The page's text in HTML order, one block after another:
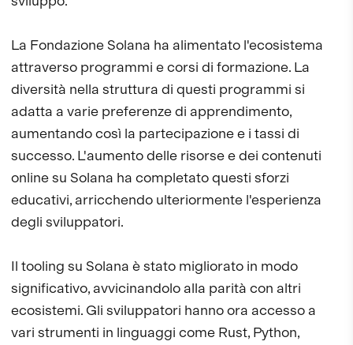
La Fondazione Solana ha alimentato l'ecosistema
attraverso programmi e corsi di formazione. La
diversità nella struttura di questi programmi si
adatta a varie preferenze di apprendimento,
aumentando così la partecipazione e i tassi di
successo. L'aumento delle risorse e dei contenuti
online su Solana ha completato questi sforzi
educativi, arricchendo ulteriormente l'esperienza
degli sviluppatori.
Il tooling su Solana è stato migliorato in modo
significativo, avvicinandolo alla parità con altri
ecosistemi. Gli sviluppatori hanno ora accesso a
vari strumenti in linguaggi come Rust, Python,